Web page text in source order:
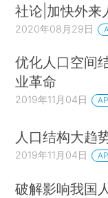
社论|加快外来
2020年08月29日
优化人口空间
业革命
2019年11月04日
人口结构大趋
2019年11月04日
破解影响我国